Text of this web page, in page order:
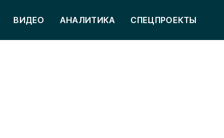
ВИДЕО АНАЛИТИКА СПЕЦПРОЕКТЫ